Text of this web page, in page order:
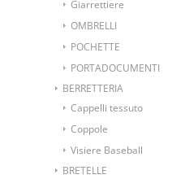
Giarrettiere
OMBRELLI
POCHETTE
PORTADOCUMENTI
BERRETTERIA
Cappelli tessuto
Coppole
Visiere Baseball
BRETELLE